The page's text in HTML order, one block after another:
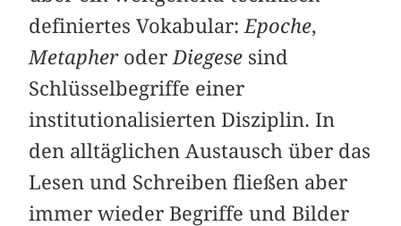
definiertes Vokabular: Epoche,
Metapheroder Diegese sind
Schlüsselbegriffe einer
institutionalisierten Disziplin. In
den alltäglichen Austausch über das
Lesen und Schreiben fließen aber
immer wieder Begriffe und Bilder